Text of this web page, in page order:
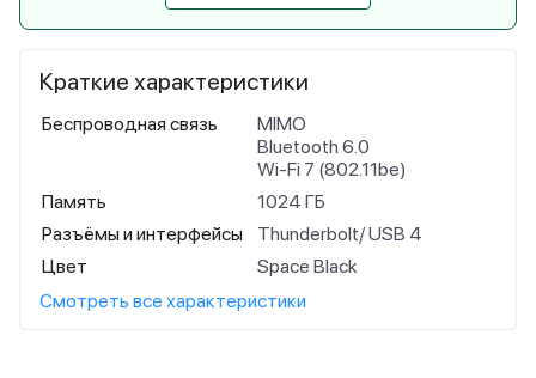
Краткие характеристики
Беспроводная связь
MIMO
Bluetooth 6.0
Wi-Fi 7 (802.11be)
Память
1024 ГБ
Разъёмы и интерфейсы
Thunderbolt/ USB 4
Цвет
Space Black
Смотреть все характеристики